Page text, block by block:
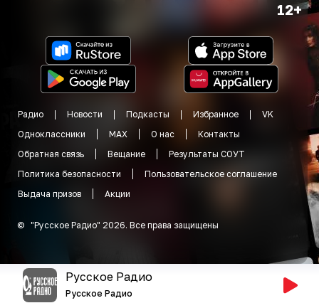
12+
Радио Новости Подкасты Избранное
VK
Одноклассники
MAX О нас
Контакты
Обратная связь
Вещание
Результаты СОУТ
Политика безопасности
Пользовательское соглашение
Выдача призов
Акции
© "Русское Радио" 2026. Все права защищены
Русское Радио
Русское Радио